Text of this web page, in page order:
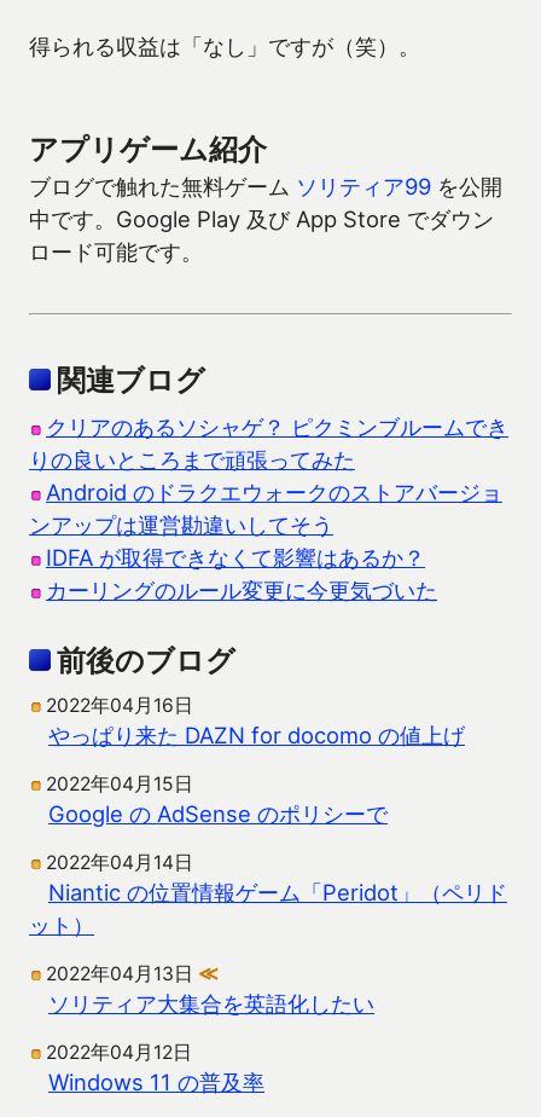
得られる収益は「なし」ですが（笑）。
アプリゲーム紹介
ブログで触れた無料ゲーム ソリティア99 を公開
中です。Google Play 及び App Store でダウン
ロード可能です。
関連ブログ
クリアのあるソシャゲ？ ピクミンブルームでき
りの良いところまで頑張ってみた
Android のドラクエウォークのストアバージョ
ンアップは運営勘違いしてそう
IDFA が取得できなくて影響はあるか？
カーリングのルール変更に今更気づいた
前後のブログ
2022年04月16日
やっぱり来た DAZN for docomo の値上げ
2022年04月15日
Google の AdSense のポリシーで
2022年04月14日
Niantic の位置情報ゲーム「Peridot」（ペリド
ット）
2022年04月13日 ≪
ソリティア大集合を英語化したい
2022年04月12日
Windows 11 の普及率